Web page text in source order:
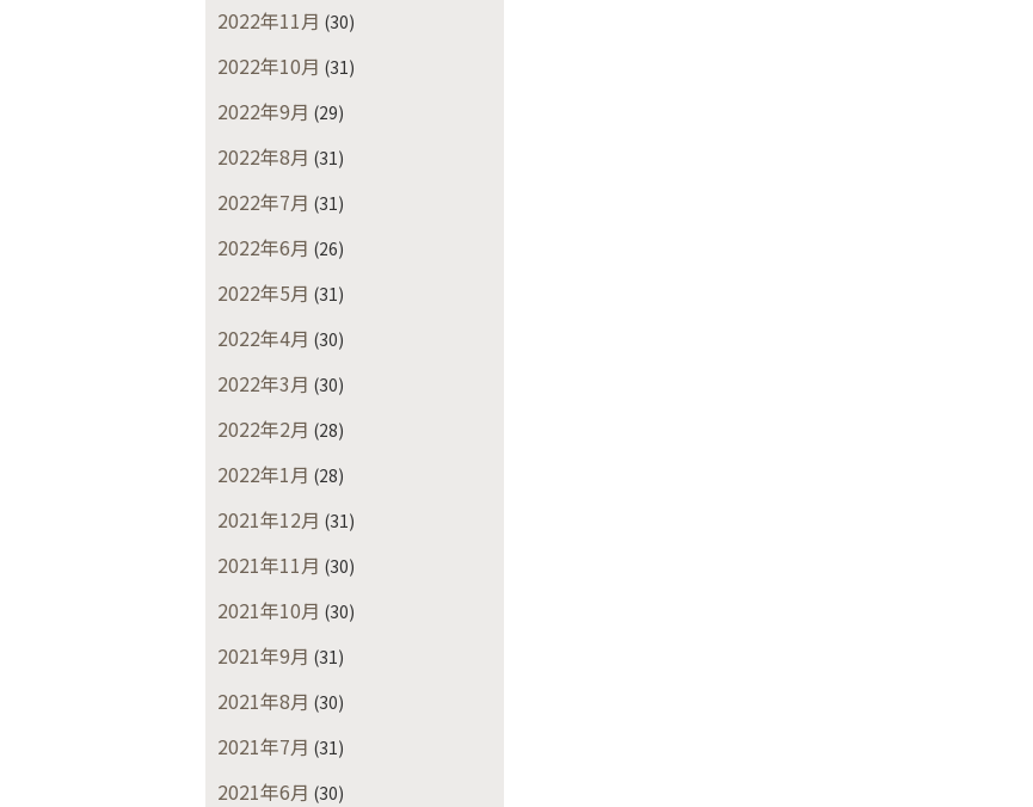
2022年11月 (30)
2022年10月 (31)
2022年9月 (29)
2022年8月 (31)
2022年7月 (31)
2022年6月 (26)
2022年5月 (31)
2022年4月 (30)
2022年3月 (30)
2022年2月 (28)
2022年1月 (28)
2021年12月 (31)
2021年11月 (30)
2021年10月 (30)
2021年9月 (31)
2021年8月 (30)
2021年7月 (31)
2021年6月 (30)